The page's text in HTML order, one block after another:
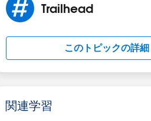
Trailhead
このトピックの詳細
関連学習